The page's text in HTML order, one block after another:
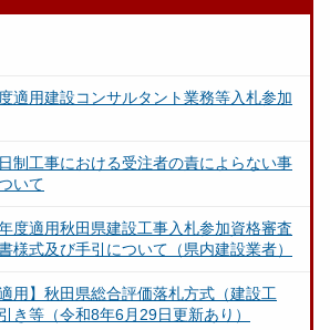
適用建設コンサルタント業務等入札参加
制工事における受注者の責によらない事
いて
度適用秋田県建設工事入札参加資格審査
様式及び手引について（県内建設業者）
用】秋田県総合評価落札方式（建設工
き等（令和8年6月29日更新あり）